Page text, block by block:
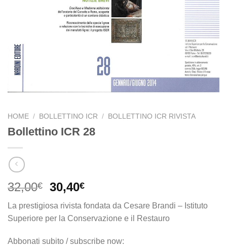
HOME / BOLLETTINO ICR / BOLLETTINO ICR RIVISTA
Bollettino ICR 28
32,00€
Il
originale
era:
32,00€.
30,40€Il
attuale
è:
30,40€.
La prestigiosa rivista fondata da Cesare Brandi – Istituto
Superiore per la Conservazione e il Restauro
Abbonati subito / subscribe now: